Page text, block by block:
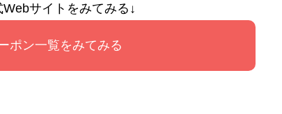
Webサイトをみてみる↓
ポン一覧をみてみる